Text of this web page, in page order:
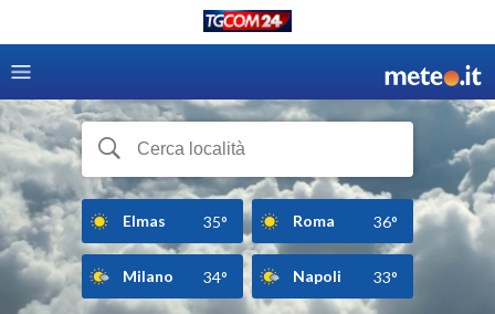
Elmas 35° Roma 36°
Milano 34° Napoli 33°